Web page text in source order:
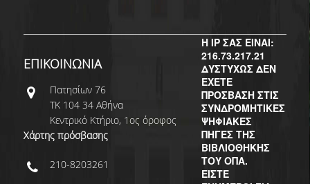
Η IP ΣΑΣ ΕΙΝΑΙ:
216.73.217.21
ΔΥΣΤΥΧΩΣ ΔΕΝ
ΕΧΕΤΕ
ΠΡΟΣΒΑΣΗ ΣΤΙΣ
ΣΥΝΔΡΟΜΗΤΙΚΕΣ
ΨΗΦΙΑΚΕΣ
ΠΗΓΕΣ ΤΗΣ
ΒΙΒΛΙΟΘΗΚΗΣ
ΤΟΥ ΟΠΑ.
ΕΙΣΤΕ
ΕΠΙΚΟΙΝΩΝΙΑ
Πατησίων 76
ΤΚ 104 34 Αθήνα
Κεντρικό Κτήριο, 1ος όροφος
Χάρτης πρόσβασης
210-8203261